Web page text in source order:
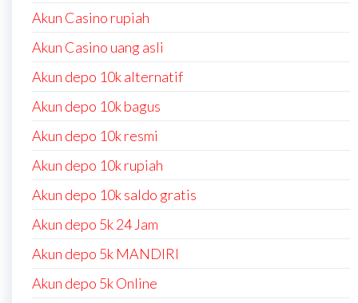
Akun Casino rupiah
Akun Casino uang asli
Akun depo 10k alternatif
Akun depo 10k bagus
Akun depo 10k resmi
Akun depo 10k rupiah
Akun depo 10k saldo gratis
Akun depo 5k 24 Jam
Akun depo 5k MANDIRI
Akun depo 5k Online